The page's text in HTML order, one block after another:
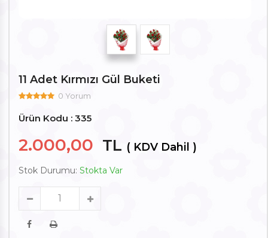
11 Adet Kırmızı Gül Buketi
0 Yorum
Ürün Kodu : 335
2.000,00 TL ( KDV Dahil )
Stok Durumu: Stokta Var